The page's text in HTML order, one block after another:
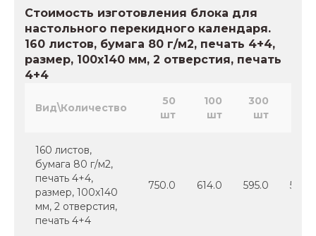
Стоимость изготовления блока для
настольного перекидного календаря.
160 листов, бумага 80 г/м2, печать 4+4,
размер, 100х140 мм, 2 отверстия, печать
4+4
Вид\Количество
50
шт
100
шт
300
шт
160 листов,
бумага 80 г/м2,
печать 4+4,
размер, 100х140
мм, 2 отверстия,
печать 4+4
750.0 614.0 595.0